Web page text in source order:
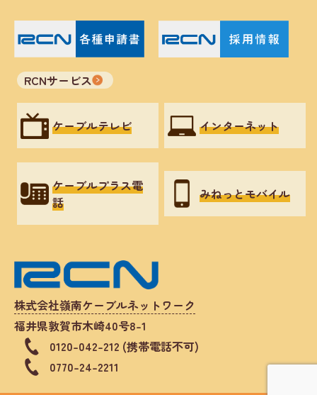
株式会社嶺南ケーブルネットワーク
福井県敦賀市木崎40号8-1
0120-042-212 (携帯電話不可)
0770-24-2211
RCNサービス
ケーブルテレビ インターネット
ケーブルプラス電
話
みねっとモバイル